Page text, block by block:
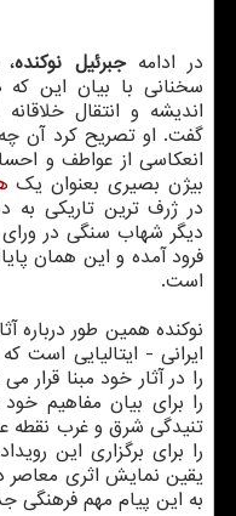
در ادامهجبرئیل نوكنده
سخنانی با بیان این كه
اندیشه و انتقال
گفت. او تصریح كرد آن چه
انعكاسی از عواطف و
بیژن بصیری بعنوان یك
در ژرف ترین تاریكی
دیگر شهاب سنگی در
فرود آمده و این همان
است.
نوكنده همین طور درباره
ایرانی - ایتالیایی است
را در آثار خود مبنا
را برای بیان مفاهیم
تنیدگی شرق و غرب نقطه
را برای برگزاری این
یقین نمایش اثری معاصر
به این پیام مهم فرهنگی